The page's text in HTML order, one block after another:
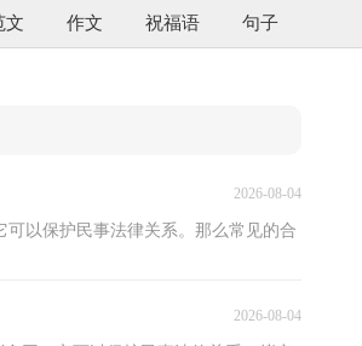
文 作文 祝福语 句子
2026-08-04
以保护民事法律关系。那么常见的合
2026-08-04